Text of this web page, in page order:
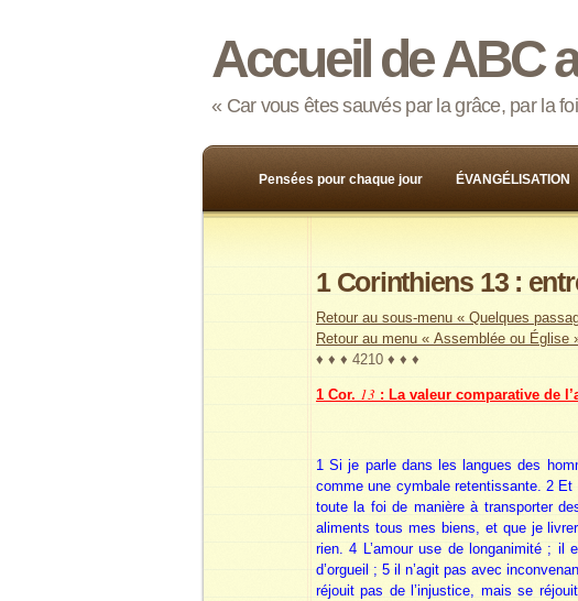
Accueil de ABC
« Car vous êtes sauvés par la grâce, par la
Pensées pour chaque jour ÉVANGÉLISATION
1 Corinthiens 13 :
Retour au sous-menu « Quelques
Retour au menu « Assemblée ou Église
♦ ♦ ♦ 4210 ♦ ♦ ♦
1 Cor. 13 : La valeur comparative de
1 Si je parle dans les langues des
comme une cymbale retentissante. 2
toute la foi de manière à transporter
aliments tous mes biens, et que je
rien. 4 L’amour use de longanimité ; il
d’orgueil ; 5 il n’agit pas avec
réjouit pas de l’injustice, mais se